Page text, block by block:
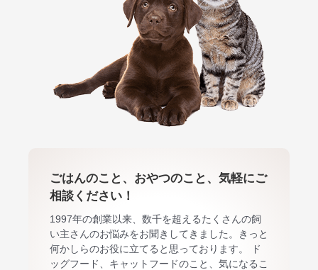
ごはんのこと、おやつのこと、気軽にご
相談ください！
1997年の創業以来、数千を超えるたくさんの飼
い主さんのお悩みをお聞きしてきました。きっと
何かしらのお役に立てると思っております。 ド
ッグフード、キャットフードのこと、気になるこ